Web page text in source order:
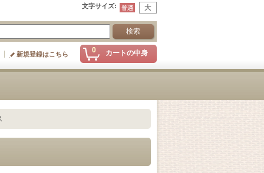
文字サイズ:
0 カートの中身
新規登録はこちら